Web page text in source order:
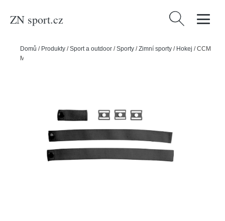
ZN sport.cz Vyhledávání
Domů / Produkty /Sport a outdoor /Sporty /Zimní sporty / Hokej /CCM
Montážní sada k masce CCM, černá, Junior